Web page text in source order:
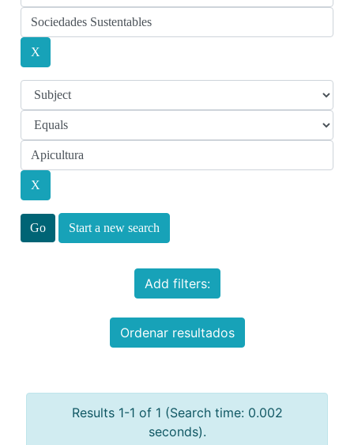
Start a new search
Add filters:
Ordenar resultados
Results 1-1 of 1 (Search time: 0.002
seconds).